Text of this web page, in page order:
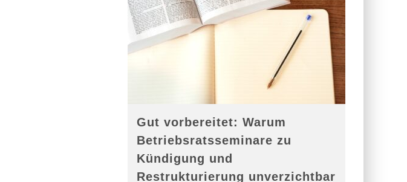
Gut vorbereitet: Warum
Betriebsratsseminare zu
Kündigung und
Restrukturierung unverzichtbar